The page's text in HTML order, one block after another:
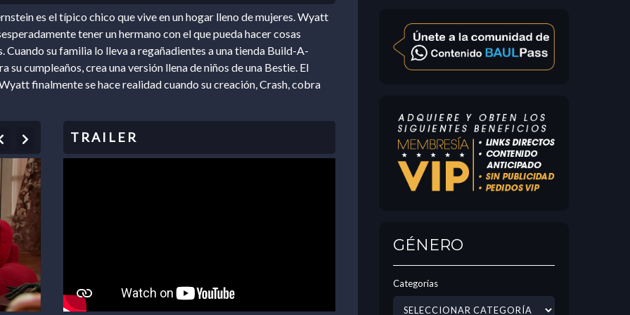
es el típico chico que vive en un hogar lleno de mujeres. Wyatt
tener un hermano con el que pueda hacer cosas
Cuando su familia lo lleva a regañadientes a una tienda Build-A-
su cumpleaños, crea una versión llena de niños de una Bestie. El
finalmente se hace realidad cuando su creación, Crash, cobra
Previous
GÉNERO
Categorías